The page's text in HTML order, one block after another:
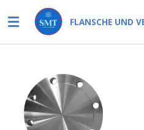
Hauptinhalt
springen